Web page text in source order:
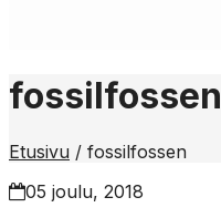
fossilfossen
Etusivu / fossilfossen
05 joulu, 2018